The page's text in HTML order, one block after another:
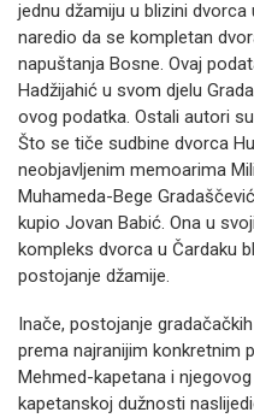
jednu džamiju u blizini dvorca
naredio da se kompletan
napuštanja Bosne. Ovaj
Hadžijahić u svom djelu
ovog podatka. Ostali autori
Što se tiče sudbine dvorca
neobjavljenim memoarima
Muhameda-Bege
kupio Jovan Babić. Ona u
kompleks dvorca u Čardaku
postojanje džamije.
Inače, postojanje
prema najranijim konkretnim
Mehmed-kapetana i
kapetanskoj dužnosti